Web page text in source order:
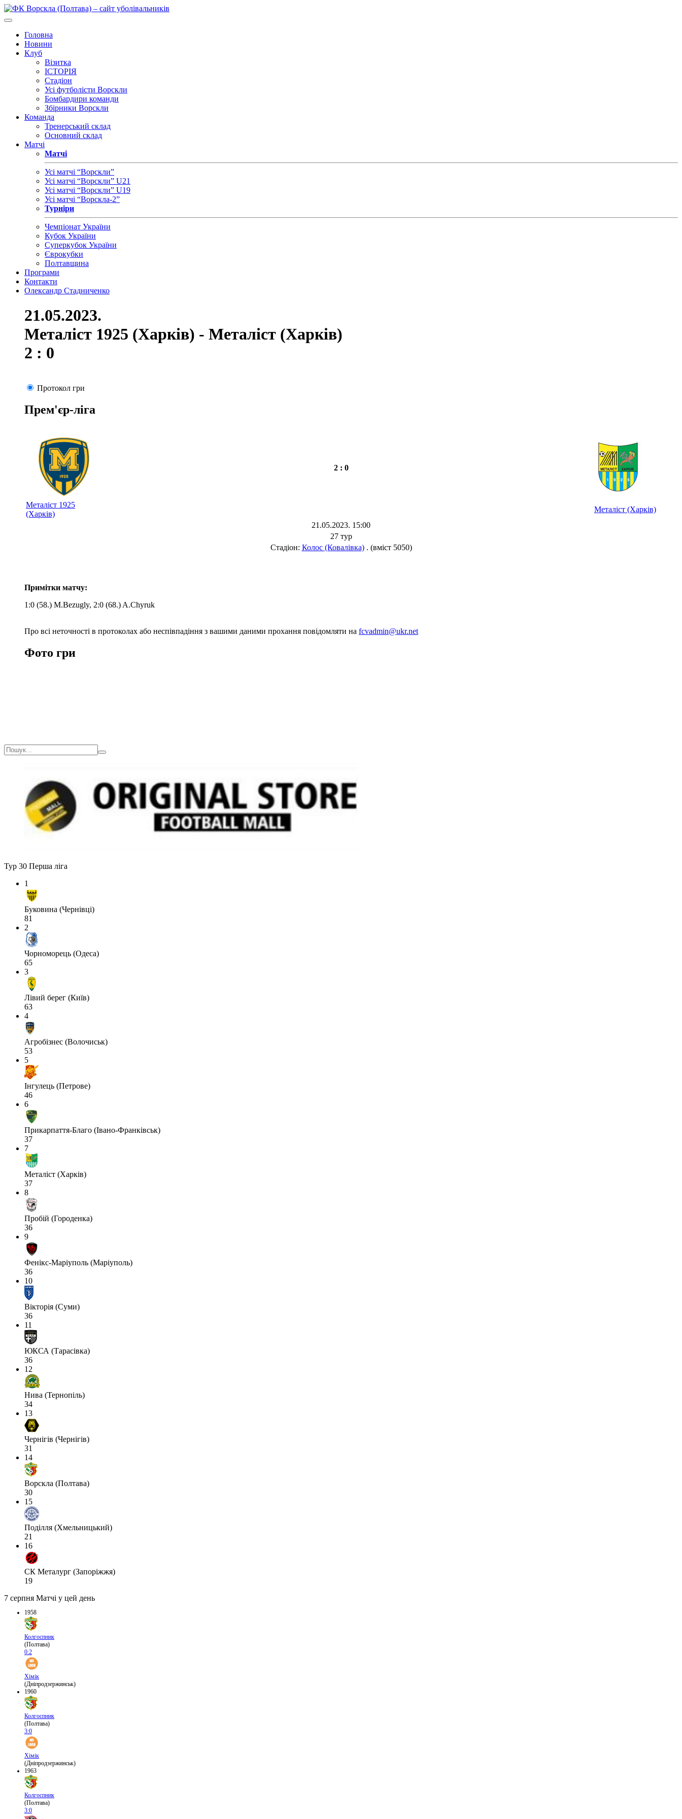
Головна
Новини
Клуб
Візитка
ІСТОРІЯ
Стадіон
Усі футболісти Ворскли
Бомбардири команди
Збірники Ворскли
Команда
Тренерський склад
Основний склад
Матчі
Матчі
Усі матчі “Ворскли”
Усі матчі “Ворскли” U21
Усі матчі “Ворскли” U19
Усі матчі “Ворскла-2”
Турніри
Чемпіонат України
Кубок України
Суперкубок України
Єврокубки
Полтавщина
Програми
Контакти
Олександр Стадниченко
21.05.2023.
Металіст 1925 (Харків) - Металіст (Харків)
2 : 0
Протокол гри
Прем'єр-ліга
2 : 0
Металіст 1925
(Харків)
Металіст (Харків)
21.05.2023. 15:00
27 тур
Стадіон: Колос (Ковалівка). (вміст 5050)
Примітки матчу:
1:0 (58.) M.Bezugly, 2:0 (68.) A.Chyruk
Про всі неточності в протоколах або неспівпадіння з вашими даними прохання повідомляти на fcvadmin@ukr.net
Фото гри
Тур 30 Перша ліга
1
Буковина (Чернівці)
81
2
Чорноморець (Одеса)
65
3
Лівий берег (Київ)
63
4
Агробізнес (Волочиськ)
53
5
Інгулець (Петрове)
46
6
Прикарпаття-Благо (Івано-Франківськ)
37
7
Металіст (Харків)
37
8
Пробій (Городенка)
36
9
Фенікс-Маріуполь (Маріуполь)
36
10
Вікторія (Суми)
36
11
ЮКСА (Тарасівка)
36
12
Нива (Тернопіль)
34
13
Чернігів (Чернігів)
31
14
Ворскла (Полтава)
30
15
Поділля (Хмельницький)
21
16
СК Металург (Запоріжжя)
19
7 серпня Матчі у цей день
1958
Колгоспник
(Полтава)
0:2
Хімік
(Дніпродзержинськ)
1960
Колгоспник
(Полтава)
3:0
Хімік
(Дніпродзержинськ)
1963
Колгоспник
(Полтава)
3:0